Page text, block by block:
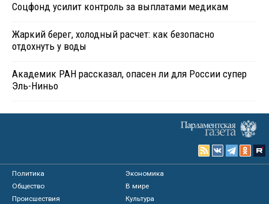
Соцфонд усилит контроль за выплатами медикам
Жаркий берег, холодный расчет: как безопасно
отдохнуть у воды
Академик РАН рассказал, опасен ли для России супер
Эль-Ниньо
Политика
Экономика
Общество
В мире
Происшествия
Культура